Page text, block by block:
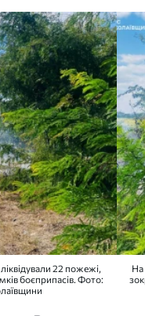
22 пожежі,
боєприпасів. Фото:
На